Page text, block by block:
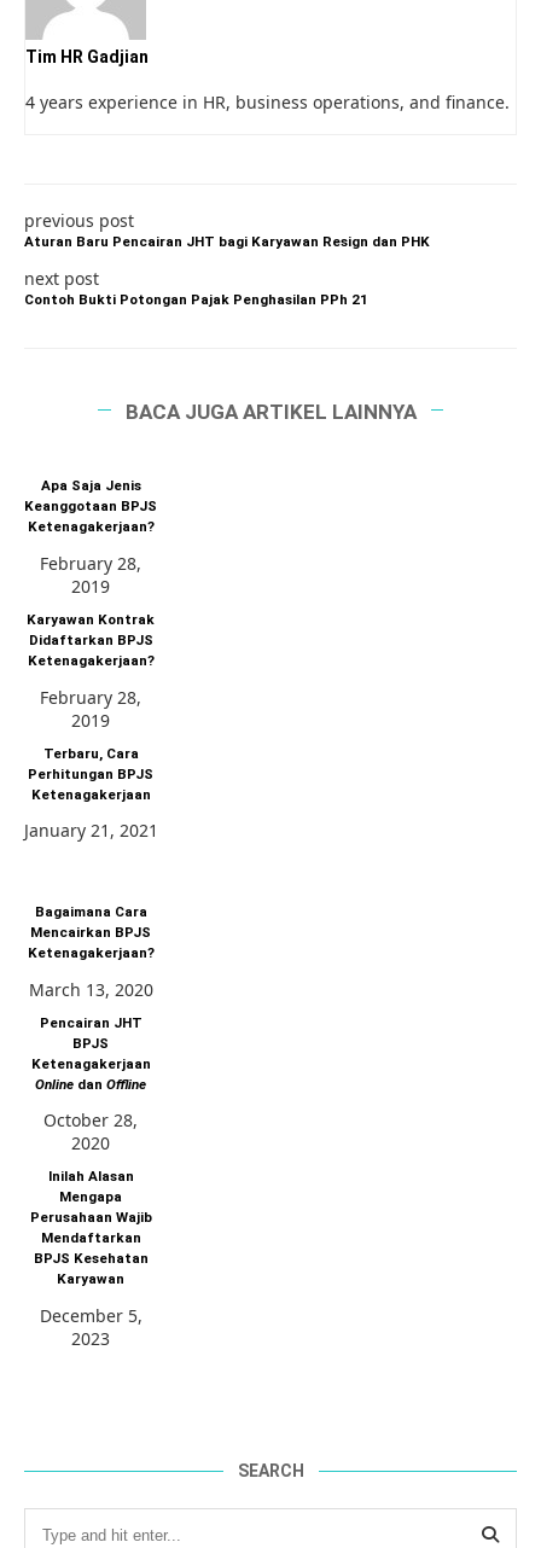
Tim HR Gadjian
4 years experience in HR, business operations, and finance.
previous post
Aturan Baru Pencairan JHT bagi Karyawan Resign dan PHK
next post
Contoh Bukti Potongan Pajak Penghasilan PPh 21
BACA JUGA ARTIKEL LAINNYA
Apa Saja Jenis
Keanggotaan BPJS
Ketenagakerjaan?
February 28,
2019
Karyawan Kontrak
Didaftarkan BPJS
Ketenagakerjaan?
February 28,
2019
Terbaru, Cara
Perhitungan BPJS
Ketenagakerjaan
January 21, 2021
Bagaimana Cara
Mencairkan BPJS
Ketenagakerjaan?
March 13, 2020
Pencairan JHT
BPJS
Ketenagakerjaan
Online danOffline
October 28,
2020
Inilah Alasan
Mengapa
Perusahaan Wajib
Mendaftarkan
BPJS Kesehatan
Karyawan
December 5,
2023
SEARCH